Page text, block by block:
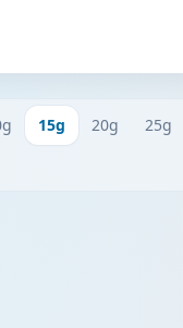
15g 20g 25g